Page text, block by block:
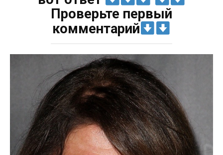
Проверьте первый
комментарий